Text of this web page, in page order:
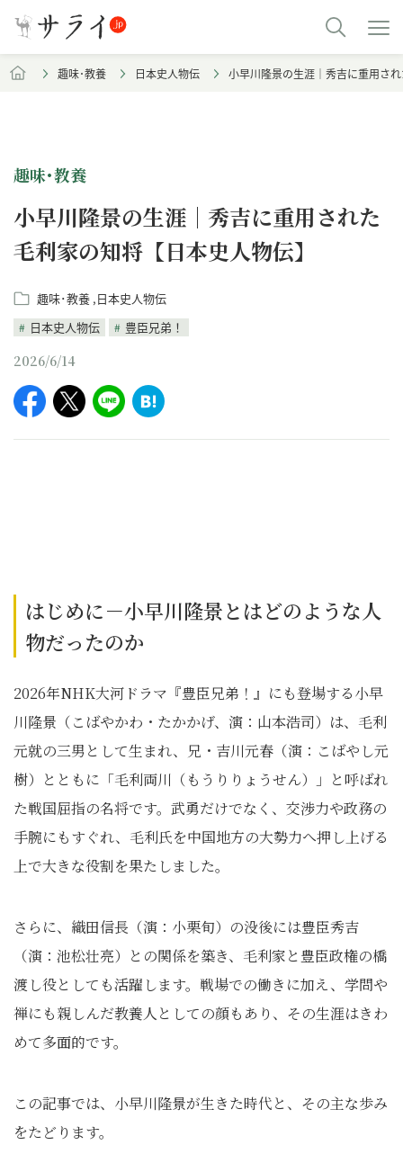
趣味･教養 日本史人物伝 小早川隆景の生涯｜秀吉に重用さ
趣味･教養
小早川隆景の生涯｜秀吉に重用された
毛利家の知将【日本史人物伝】
趣味･教養 日本史人物伝
日本史人物伝
豊臣兄弟！
2026/6/14
はじめに－小早川隆景とはどのような人
物だったのか
2026年NHK大河ドラマ『豊臣兄弟！』にも登場する小早
川隆景（こばやかわ・たかかげ、演：山本浩司）は、毛利
元就の三男として生まれ、兄・吉川元春（演：こばやし元
樹）とともに「毛利両川（もうりりょうせん）」と呼ばれ
た戦国屈指の名将です。武勇だけでなく、交渉力や政務の
手腕にもすぐれ、毛利氏を中国地方の大勢力へ押し上げる
上で大きな役割を果たしました。
さらに、織田信長（演：小栗旬）の没後には豊臣秀吉
（演：池松壮亮）との関係を築き、毛利家と豊臣政権の橋
渡し役としても活躍します。戦場での働きに加え、学問や
禅にも親しんだ教養人としての顔もあり、その生涯はきわ
めて多面的です。
この記事では、小早川隆景が生きた時代と、その主な歩み
をたどります。